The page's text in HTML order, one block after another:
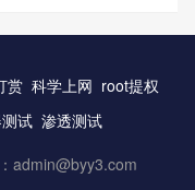
赏 科学上网 root提权
试 渗透测试
admin@byy3.com